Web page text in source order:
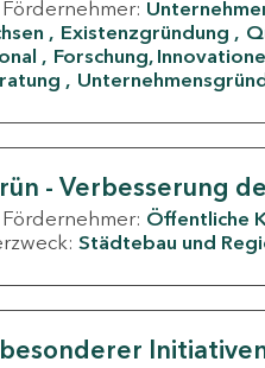
Fördernehmer:
Existenzgründung
Forschung,
- Verbesserung
Fördernehmer: Öffentliche
Städtebau und